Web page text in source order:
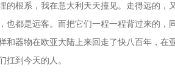
的根系，我在意大利天天撞见。走得远的
也都是远客。而把它们一程一程背过来的，
和器物在欧亚大陆上来回走了快八百年，在
扛到今天的人。